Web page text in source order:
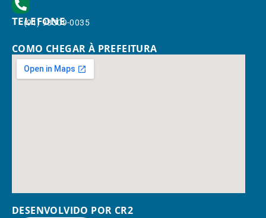
TELEFONE
(91) 98309-0035
COMO CHEGAR À PREFEITURA
DESENVOLVIDO POR CR2